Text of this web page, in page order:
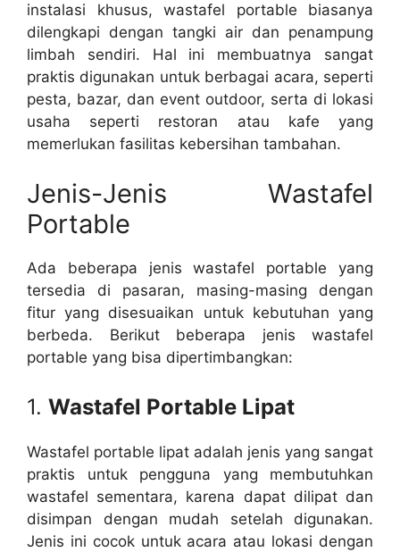
instalasi khusus, wastafel portable biasanya
dilengkapi dengan tangki air dan penampung
limbah sendiri. Hal ini membuatnya sangat
praktis digunakan untuk berbagai acara, seperti
pesta, bazar, dan event outdoor, serta di lokasi
usaha seperti restoran atau kafe yang
memerlukan fasilitas kebersihan tambahan.
Jenis-Jenis Wastafel
Portable
Ada beberapa jenis wastafel portable yang
tersedia di pasaran, masing-masing dengan
fitur yang disesuaikan untuk kebutuhan yang
berbeda. Berikut beberapa jenis wastafel
portable yang bisa dipertimbangkan:
1. Wastafel Portable Lipat
Wastafel portable lipat adalah jenis yang sangat
praktis untuk pengguna yang membutuhkan
wastafel sementara, karena dapat dilipat dan
disimpan dengan mudah setelah digunakan.
Jenis ini cocok untuk acara atau lokasi dengan